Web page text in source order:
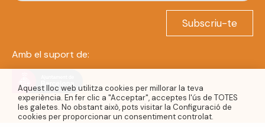
Subscriu-te
Amb el suport de:
Aquest lloc web utilitza cookies per millorar la teva
experiència. En fer clic a "Acceptar", acceptes l'ús de TOTES
les galetes. No obstant això, pots visitar la Configuració de
cookies per proporcionar un consentiment controlat.